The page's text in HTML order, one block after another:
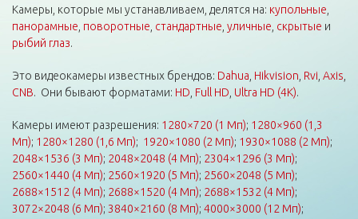
Камеры, которые мы устанавливаем, делятся на: купольные
панорамные поворотные стандартные уличные скрытые и
рыбий глаз.
Это видеокамеры известных брендов: Dahua Hikvision Rvi Axis
CNB. Они бывают форматами: HD Full HD Ultra HD (4K).
Камеры имеют разрешения: 1280×720 (1 Мп); 1280×960 (1,3
Мп); 1280×1280 (1,6 Мп); 1920×1080 (2 Мп); 1930×1088 (2 Мп);
2048×1536 (3 Мп); 2048×2048 (4 Мп); 2304×1296 (3 Мп);
2560×1440 (4 Мп); 2560×1920 (5 Мп); 2560×2048 (5 Мп);
2688×1512 (4 Мп); 2688×1520 (4 Мп); 2688×1532 (4 Мп);
3072×2048 (6 Мп); 3840×2160 (8 Мп); 4000×3000 (12 Мп);